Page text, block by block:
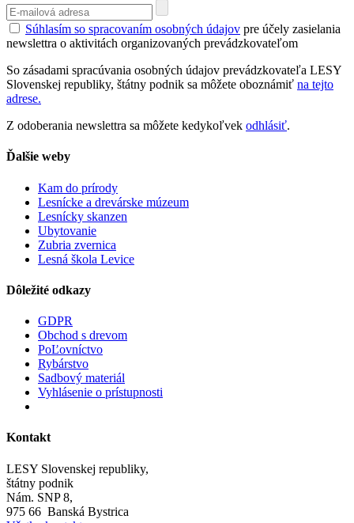
Súhlasím so spracovaním osobných údajov pre účely zasielania
newslettra o aktivitách organizovaných prevádzkovateľom
So zásadami spracúvania osobných údajov prevádzkovateľa LESY
Slovenskej republiky, štátny podnik sa môžete oboznámiť na tejto
adrese.
Z odoberania newslettra sa môžete kedykoľvek odhlásiť.
Ďalšie weby
Kam do prírody
Lesnícke a drevárske múzeum
Lesnícky skanzen
Ubytovanie
Zubria zvernica
Lesná škola Levice
Dôležité odkazy
GDPR
Obchod s drevom
PoĽovníctvo
Rybárstvo
Sadbový materiál
Vyhlásenie o prístupnosti
Kontakt
LESY Slovenskej republiky,
štátny podnik
Nám. SNP 8,
975 66 Banská Bystrica